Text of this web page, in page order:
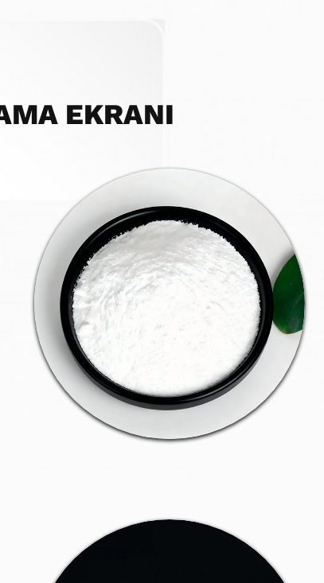
EKRANI